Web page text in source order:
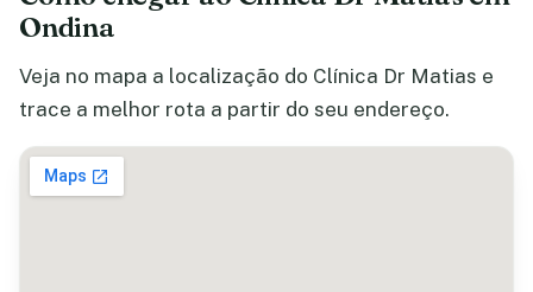
Ondina
Veja no mapa a localização do Clínica Dr Matias e
trace a melhor rota a partir do seu endereço.